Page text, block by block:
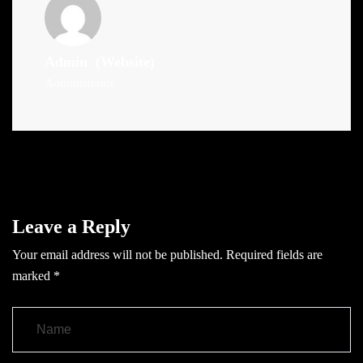
Leave a Reply
Your email address will not be published. Required fields are
marked *